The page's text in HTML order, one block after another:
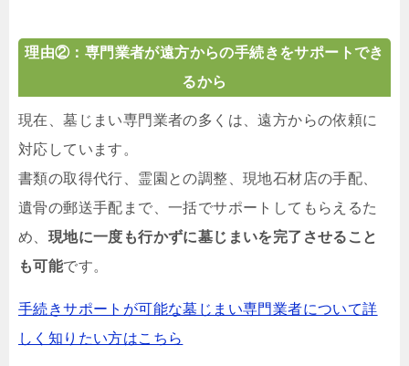
理由②：専門業者が遠方からの手続きをサポートでき
るから
現在、墓じまい専門業者の多くは、遠方からの依頼に
対応しています。
書類の取得代行、霊園との調整、現地石材店の手配、
遺骨の郵送手配まで、一括でサポートしてもらえるた
め、 現地に一度も行かずに墓じまいを完了させること
も可能です。
手続きサポートが可能な墓じまい専門業者について詳
しく知りたい方はこちら